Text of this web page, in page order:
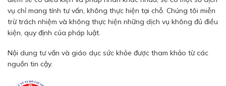
vụ chỉ mang tính tư vấn, không thực hiện tại chỗ. Chúng tôi miễn
trừ trách nhiệm và không thực hiện những dịch vụ không đủ điều
kiện, quy định của pháp luật.
Nội dung tư vấn và giáo dục sức khỏe được tham khảo từ các
nguồn tin cậy.